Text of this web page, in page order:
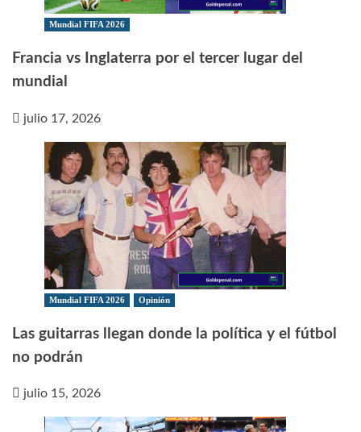
Mundial FIFA 2026
Francia vs Inglaterra por el tercer lugar del
mundial
julio 17, 2026
Mundial FIFA 2026 Opinión
Las guitarras llegan donde la política y el fútbol
no podrán
julio 15, 2026